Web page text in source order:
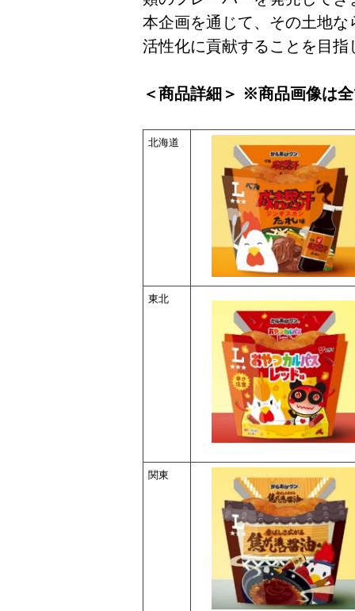
本企画を通じて、その土地
活性化に貢献することを目指
＜商品詳細＞ ※商品画像は
北海道
東北
関東